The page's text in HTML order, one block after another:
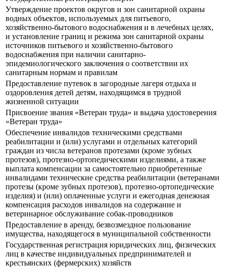
Утверждение проектов округов и зон санитарной охраны
водных объектов, используемых для питьевого,
хозяйственно-бытового водоснабжения и в лечебных целях,
и установление границ и режима зон санитарной охраны
источников питьевого и хозяйственно-бытового
водоснабжения при наличии санитарно-
эпидемиологического заключения о соответствии их
санитарным нормам и правилам
Предоставление путевок в загородные лагеря отдыха и
оздоровления детей детям, находящимся в трудной
жизненной ситуации
Присвоение звания «Ветеран труда» и выдача удостоверения
«Ветеран труда»
Обеспечение инвалидов техническими средствами
реабилитации и (или) услугами и отдельных категорий
граждан из числа ветеранов протезами (кроме зубных
протезов), протезно-ортопедическими изделиями, а также
выплата компенсации за самостоятельно приобретенные
инвалидами технические средства реабилитации (ветеранами
протезы (кроме зубных протезов), протезно-ортопедические
изделия) и (или) оплаченные услуги и ежегодная денежная
компенсация расходов инвалидов на содержание и
ветеринарное обслуживание собак-проводников
Предоставление в аренду, безвозмездное пользование
имущества, находящегося в муниципальной собственности
Государственная регистрация юридических лиц, физических
лиц в качестве индивидуальных предпринимателей и
крестьянских (фермерских) хозяйств